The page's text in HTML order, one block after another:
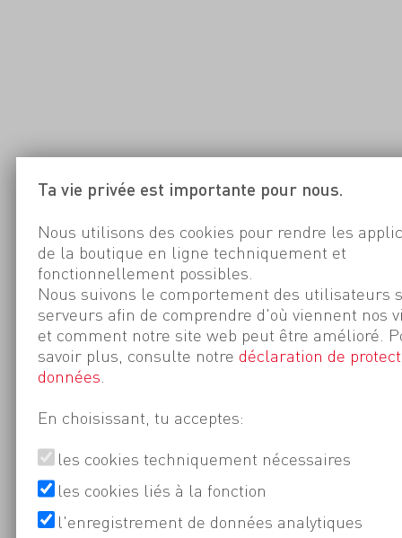
Ta vie privée est importante pour nous.
Nous utilisons des cookies pour rendre les
de la boutique en ligne techniquement et
fonctionnellement possibles.
Nous suivons le comportement des utilisateurs
serveurs afin de comprendre d'où viennent nos
et comment notre site web peut être amélioré.
savoir plus, consulte notre déclaration de
données
En choisissant, tu acceptes:
les cookies techniquement nécessaires
les cookies liés à la fonction
l'enregistrement de données analytiques